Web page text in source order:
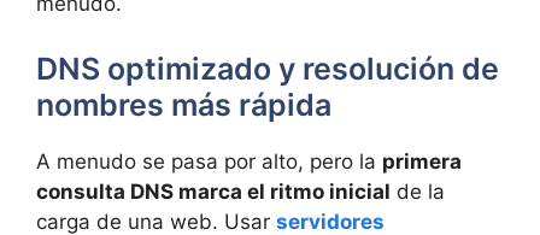
DNS optimizado y resolución de
nombres más rápida
A menudo se pasa por alto, pero la primera
consulta DNS marca el ritmo inicial de la
carga de una web. Usar servidores